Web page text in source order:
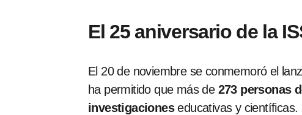
El 25 aniversario de la
El 20 de noviembre se conmemoró el
ha permitido que más de 273 personas
investigacioneseducativas y científicas.